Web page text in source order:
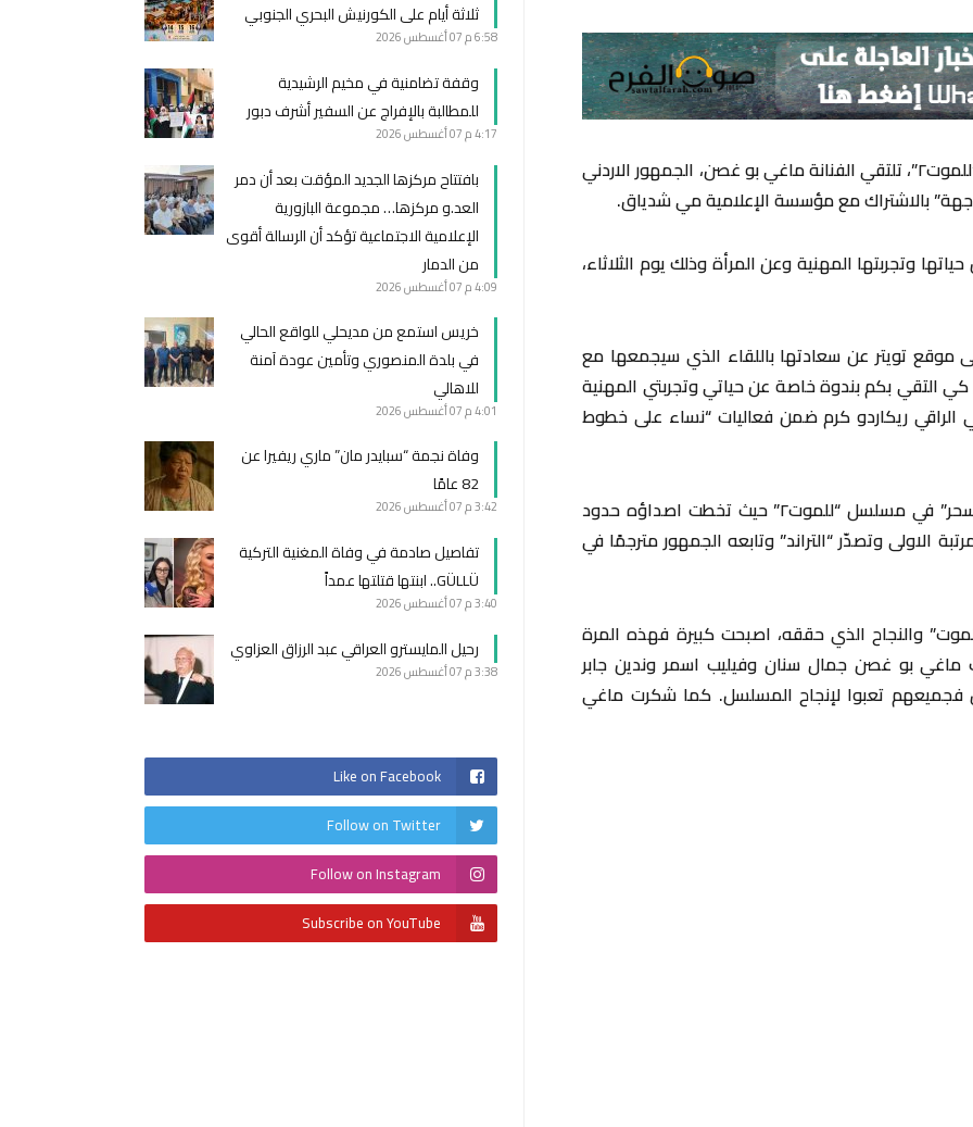
في أول نشاط لها بعد انتهاء عرض مسلسل “للموت٢”، تلتقي الفنانة ماغي بو غصن، الجمهور الاردني
بالاشتراك مع مؤسسة الإعلامية مي شدياق.
وتجربتها المهنية وعن المرأة وذلك يوم الثلاثاء،
موقع تويتر عن سعادتها باللقاء الذي سيجمعها مع
كي التقي بكم بندوة خاصة عن حياتي وتجربتي المهنية
مع الإعلامي الراقي ريكاردو كرم ضمن فعاليات “نساء على خطوط
وكانت ماغي قد حققت نجاحًا ساحقًا بدور “سحر” في مسلسل “للموت٢” حيث تخطت اصداؤه حدود
الاولى وتصدّر “التراند” وتابعه الجمهور مترجمًا في
والنجاح الذي حققه، اصبحت كبيرة فهذه المرة
ماغي بو غصن جمال سنان وفيليب اسمر وندين جابر
فجميعهم تعبوا لإنجاح المسلسل. كما شكرت ماغي
ثلاثة أيام على الكورنيش البحري الجنوبي
6:58 م 07 أغسطس 2026
وقفة تضامنية في مخيم الرشيدية
للمطالبة بالإفراج عن السفير أشرف دبور
4:17 م 07 أغسطس 2026
بافتتاح مركزها الجديد المؤقت بعد أن دمر
العد.و مركزها… مجموعة البازورية
الإعلامية الاجتماعية تؤكد أن الرسالة أقوى
من الدمار
4:09 م 07 أغسطس 2026
خريس استمع من مديحلي للواقع الحالي
في بلدة المنصوري وتأمين عودة آمنة
للاهالي
4:01 م 07 أغسطس 2026
وفاة نجمة “سبايدر مان” ماري ريفيرا عن
82 عامًا
3:42 م 07 أغسطس 2026
تفاصيل صادمة في وفاة المغنية التركية
GÜLLÜ.. ابنتها قتلتها عمداً
3:40 م 07 أغسطس 2026
رحيل المايسترو العراقي عبد الرزاق العزاوي
3:38 م 07 أغسطس 2026
Like on Facebook
Follow on Twitter
Follow on Instagram
Subscribe on YouTube